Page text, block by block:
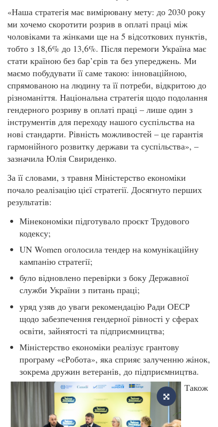
«Наша стратегія має вимірювану мету: до 2030 року
ми хочемо скоротити розрив в оплаті праці між
чоловіками та жінками ще на 5 відсоткових пунктів,
тобто з 18,6% до 13,6%. Після перемоги Україна має
стати країною без бар’єрів та без упереджень. Ми
маємо побудувати її саме такою: інноваційною,
спрямованою на людину та її потреби, відкритою до
різноманіття. Національна стратегія щодо подолання
гендерного розриву в оплаті праці – лише один з
інструментів для переходу нашого суспільства на
нові стандарти. Рівність можливостей – це гарантія
гармонійного розвитку держави та суспільства», –
зазначила Юлія Свириденко.
За її словами, з травня Міністерство економіки
почало реалізацію цієї стратегії. Досягнуто перших
результатів:
Мінекономіки підготувало проєкт Трудового
кодексу;
UN Women оголосила тендер на комунікаційну
кампанію стратегії;
було відновлено перевірки з боку Державної
служби України з питань праці;
уряд узяв до уваги рекомендацію Ради ОЕСР
щодо забезпечення гендерної рівності у сферах
освіти, зайнятості та підприємництва;
Міністерство економіки реалізує грантову
програму «єРобота», яка сприяє залученню жінок,
зокрема дружин ветеранів, до підприємництва.
Також